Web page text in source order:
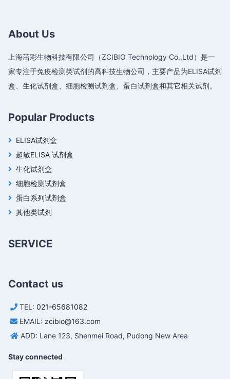
About Us
上海茁彩生物科技有限公司（ZCIBIO Technology Co.,Ltd）是一
家专注于免疫检测类试剂的高科技生物公司，主要产品为ELISA试剂
盒、生化试剂盒、细胞检测试剂盒、蛋白试剂盒和其它相关试剂。
Popular Products
ELISA试剂盒
超敏ELISA 试剂盒
生化试剂盒
细胞检测试剂盒
蛋白系列试剂盒
其他类试剂
SERVICE
Contact us
TEL: 021-65681082
EMAIL: zcibio@163.com
ADD: Lane 123, Shenmei Road, Pudong New Area
Stay connected